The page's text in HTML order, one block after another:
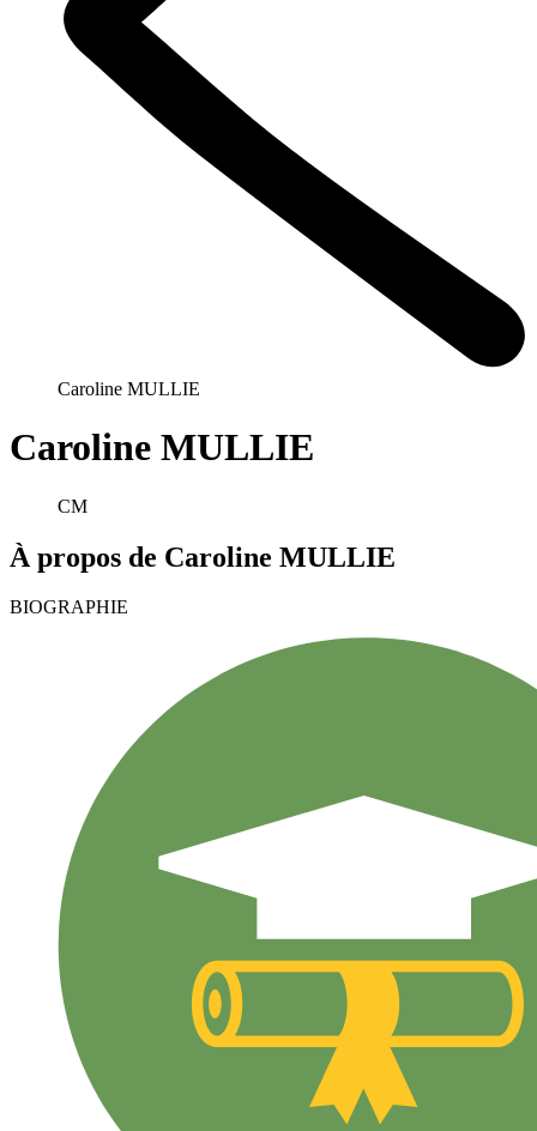
Caroline MULLIE
Caroline MULLIE
CM
À propos de Caroline MULLIE
BIOGRAPHIE